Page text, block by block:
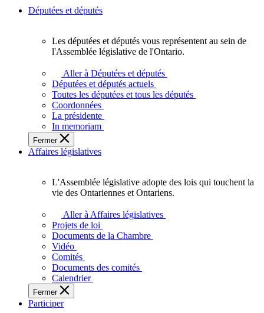
Députées et députés
députés
vous
représentent
sein
de
l'Assemblée
législative
l'Ontario.
Les députées et députés vous représentent au sein de
l'Assemblée législative de l'Ontario.
Aller à Députées et députés
Députées et députés actuels
Toutes les députées et tous les députés
Coordonnées
La présidente
In memoriam
Fermer
Affaires législatives
L'Assemblée
adopte
touchent
des
Ontariennes
et
L'Assemblée législative adopte des lois qui touchent la
vie des Ontariennes et Ontariens.
Aller à Affaires législatives
Projets de loi
Documents de la Chambre
Vidéo
Comités
Documents des comités
Calendrier
Fermer
Participer